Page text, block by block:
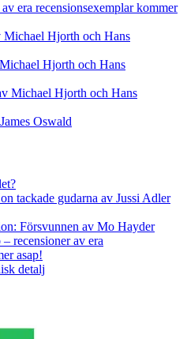
era recensionsexemplar kommer
Michael Hjorth och Hans
Hjorth och Hans
Michael Hjorth och Hans
Oswald
tackade gudarna av Jussi Adler
Försvunnen av Mo Hayder
recensioner av era
asap!
detalj